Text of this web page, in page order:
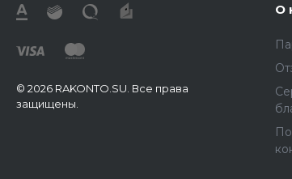
© 2026 RAKONTO.SU. Все права
защищены.
О